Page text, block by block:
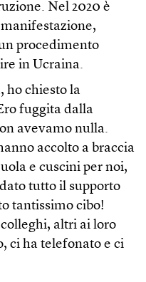
Nel 2020 è
procedimento
in Ucraina.
ho chiesto la
fuggita dalla
avevamo nulla.
accolto a braccia
e cuscini per noi,
tutto il supporto
tantissimo cibo!
altri ai loro
ci ha telefonato e ci